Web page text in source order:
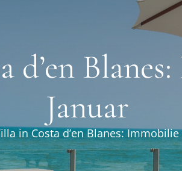
Januar
in Costa d’en Blanes: